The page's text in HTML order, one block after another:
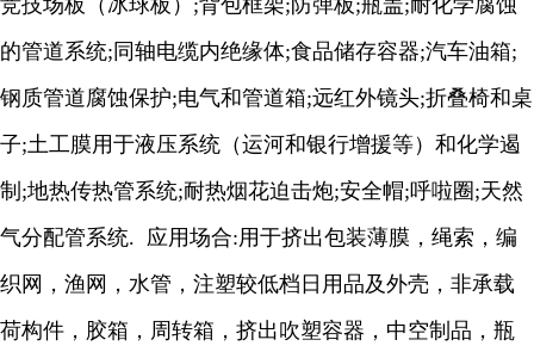
竞技场板（冰球板）;背包框架;防弹板;瓶盖;耐化学腐蚀
的管道系统;同轴电缆内绝缘体;食品储存容器;汽车油箱;
钢质管道腐蚀保护;电气和管道箱;远红外镜头;折叠椅和桌
子;土工膜用于液压系统（运河和银行增援等）和化学遏
制;地热传热管系统;耐热烟花迫击炮;安全帽;呼啦圈;天然
气分配管系统. 应用场合:用于挤出包装薄膜，绳索，编
织网，渔网，水管，注塑较低档日用品及外壳，非承载
荷构件，胶箱，周转箱，挤出吹塑容器，中空制品，瓶